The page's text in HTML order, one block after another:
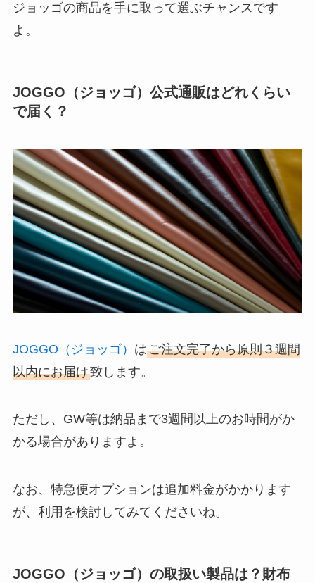
ジョッゴの商品を手に取って選ぶチャンスです
よ。
JOGGO（ジョッゴ）公式通販はどれくらい
で届く？
JOGGO（ジョッゴ） はご注文完了から原則３週間
以内にお届け致します。
ただし、GW等は納品まで3週間以上のお時間がか
かる場合がありますよ。
なお、特急便オプションは追加料金がかかります
が、利用を検討してみてくださいね。
JOGGO（ジョッゴ）の取扱い製品は？財布